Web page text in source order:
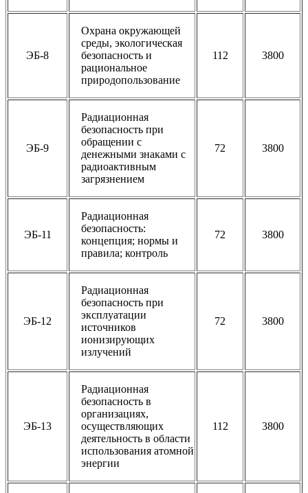
ЭБ-8
Охрана окружающей
среды, экологическая
безопасность и
рациональное
природопользование
112 3800
ЭБ-9
Радиационная
безопасность при
обращении с
денежными знаками с
радиоактивным
загрязнением
72 3800
ЭБ-11
Радиационная
безопасность:
концепция; нормы и
правила; контроль
72 3800
ЭБ-12
Радиационная
безопасность при
эксплуатации
источников
ионизирующих
излучений
72 3800
ЭБ-13
Радиационная
безопасность в
организациях,
осуществляющих
деятельность в области
использования атомной
энергии
112 3800